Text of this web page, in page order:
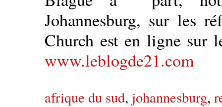
Johannesburg, sur les
Church est en ligne
www.leblogde21.com
afrique du sud, johannesburg,